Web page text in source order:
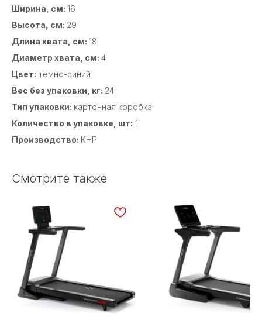
Ширина, см: 16
Высота, см: 29
Длина хвата, см: 18
Диаметр хвата, см: 4
Цвет: темно-синий
Вес без упаковки, кг: 24
Тип упаковки: картонная коробка
Количество в упаковке, шт: 1
Производство: КНР
Смотрите также